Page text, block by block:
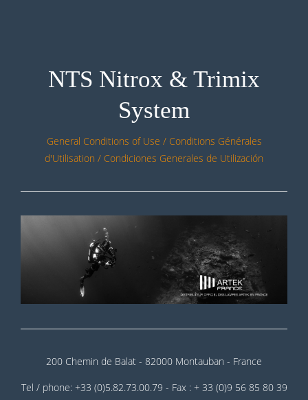
NTS Nitrox & Trimix
System
General Conditions of Use / Conditions Générales
d'Utilisation / Condiciones Generales de Utilización
200 Chemin de Balat - 82000 Montauban - France
Tel / phone: +33 (0)5.82.73.00.79 - Fax : + 33 (0)9 56 85 80 39